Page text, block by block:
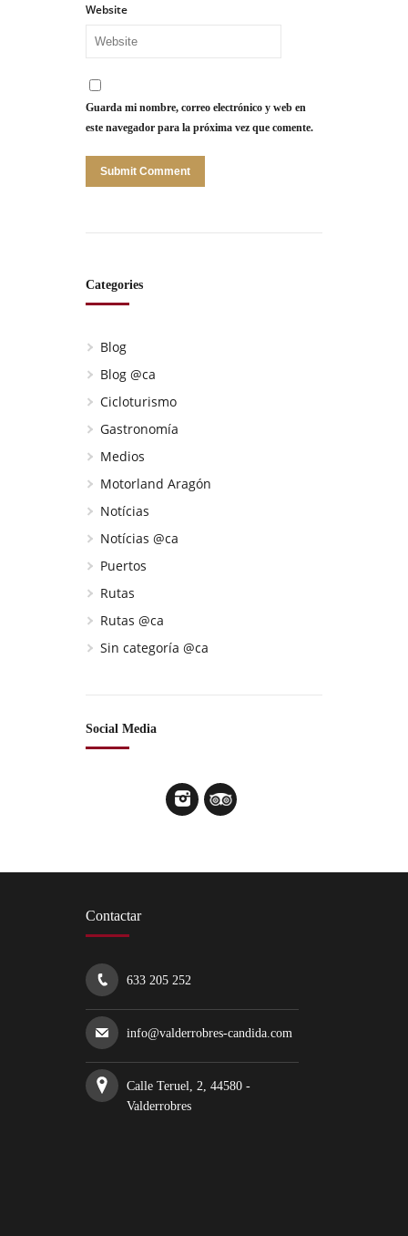
Website
Guarda mi nombre, correo electrónico y web en
este navegador para la próxima vez que comente.
Categories
Blog
Blog @ca
Cicloturismo
Gastronomía
Medios
Motorland Aragón
Notícias
Notícias @ca
Puertos
Rutas
Rutas @ca
Sin categoría @ca
Social Media
Contactar
633 205 252
info@valderrobres-candida.com
Calle Teruel, 2, 44580 -
Valderrobres